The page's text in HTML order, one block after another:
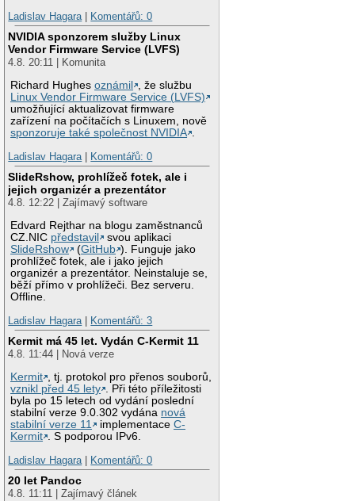
Ladislav Hagara
Komentářů: 0
NVIDIA sponzorem služby Linux
Vendor Firmware Service (LVFS)
4.8. 20:11 | Komunita
Richard Hughesoznámil
, že službu
Linux Vendor Firmware Service (LVFS)
umožňující aktualizovat firmware
zařízení na počítačích s Linuxem, nově
sponzoruje také společnost NVIDIA .
Ladislav Hagara | Komentářů: 0
SlideRshow, prohlížeč fotek, ale i
jejich organizér a prezentátor
4.8. 12:22 | Zajímavý software
Edvard Rejthar na blogu zaměstnanců
CZ.NIC představil
svou aplikaci
SlideRshow
(GitHub ). Funguje jako
prohlížeč fotek, ale i jako jejich
organizér a prezentátor. Neinstaluje se,
běží přímo v prohlížeči. Bez serveru.
Offline.
Ladislav Hagara | Komentářů: 3
Kermit má 45 let. Vydán C-Kermit 11
4.8. 11:44 | Nová verze
Kermit , tj. protokol pro přenos souborů,
vznikl před 45 lety . Při této příležitosti
byla po 15 letech od vydání poslední
stabilní verze 9.0.302 vydána nová
stabilní verze 11
implementaceC-
Kermit . S podporou IPv6.
Ladislav Hagara | Komentářů: 0
20 let Pandoc
4.8. 11:11 | Zajímavý článek